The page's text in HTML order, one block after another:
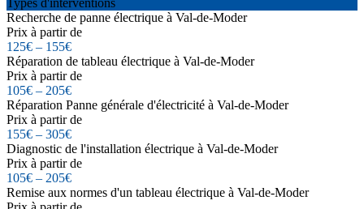
Types d'interventions
Recherche de panne électrique à Val-de-Moder
Prix à partir de
125€ – 155€
Réparation de tableau électrique à Val-de-Moder
Prix à partir de
105€ – 205€
Réparation Panne générale d'électricité à Val-de-Moder
Prix à partir de
155€ – 305€
Diagnostic de l'installation électrique à Val-de-Moder
Prix à partir de
105€ – 205€
Remise aux normes d'un tableau électrique à Val-de-Moder